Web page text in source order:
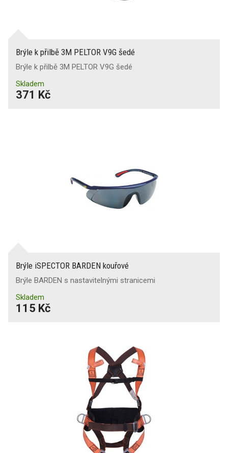
Brýle k přilbě 3M PELTOR V9G šedé
Brýle k přilbě 3M PELTOR V9G šedé
Skladem
371 Kč
Brýle iSPECTOR BARDEN kouřové
Brýle BARDEN s nastavitelnými stranicemi
Skladem
115 Kč